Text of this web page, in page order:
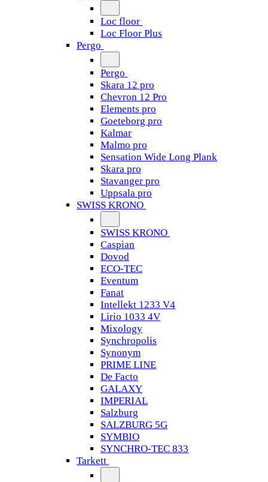
Loc floor
Loc Floor Plus
Pergo
Pergo
Skara 12 pro
Chevron 12 Pro
Elements pro
Goeteborg pro
Kalmar
Malmo pro
Sensation Wide Long Plank
Skara pro
Stavanger pro
Uppsala pro
SWISS KRONO
SWISS KRONO
Caspian
Dovod
ECO-TEC
Eventum
Fanat
Intellekt 1233 V4
Lirio 1033 4V
Mixology
Synchropolis
Synonym
PRIME LINE
De Facto
GALAXY
IMPERIAL
Salzburg
SALZBURG 5G
SYMBIO
SYNCHRO-TEC 833
Tarkett